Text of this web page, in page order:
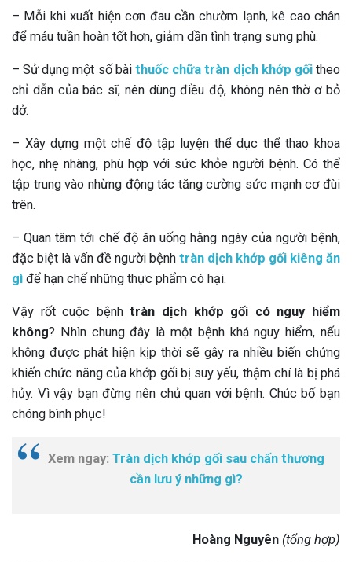
– Mỗi khi xuất hiện cơn đau cần chườm lạnh, kê cao chân
để máu tuần hoàn tốt hơn, giảm dần tình trạng sưng phù.
– Sử dụng một số bài thuốc chữa tràn dịch khớp gốitheo
chỉ dẫn của bác sĩ, nên dùng điều độ, không nên thờ ơ bỏ
dở.
– Xây dựng một chế độ tập luyện thể dục thể thao khoa
học, nhẹ nhàng, phù hợp với sức khỏe người bệnh. Có thể
tập trung vào nhừng động tác tăng cường sức mạnh cơ đùi
trên.
– Quan tâm tới chế độ ăn uống hằng ngày của người bệnh,
đặc biệt là vấn đề người bệnh tràn dịch khớp gối kiêng ăn
gì để hạn chế những thực phẩm có hại.
Vậy rốt cuộc bệnhtràn dịch khớp gối có nguy hiểm
không? Nhìn chung đây là một bệnh khá nguy hiểm, nếu
không được phát hiện kịp thời sẽ gây ra nhiều biến chứng
khiến chức năng của khớp gối bị suy yếu, thậm chí là bị phá
hủy. Vì vậy bạn đừng nên chủ quan với bệnh. Chúc bố bạn
chóng bình phục!
Xem ngay: Tràn dịch khớp gối sau chấn thương
cần lưu ý những gì?
Hoàng Nguyên (tổng hợp)